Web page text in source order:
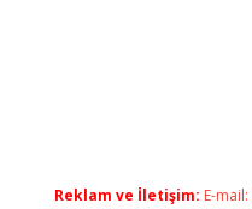
Reklam ve İletişim: E-mail: